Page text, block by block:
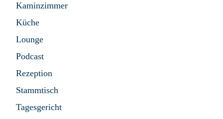
Kaminzimmer
Küche
Lounge
Podcast
Rezeption
Stammtisch
Tagesgericht